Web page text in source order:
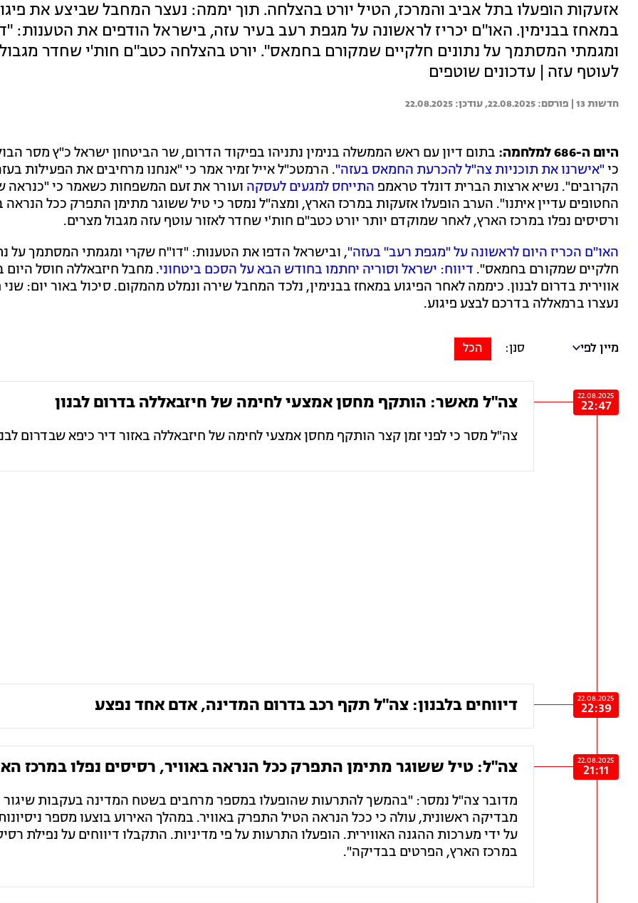
אזעקות הופעלו בתל אביב והמרכז, הטיל יורט בהצלחה. תוך יממה: נעצר המחבל שביצע את
במאחז בבנימין. האו"ם יכריז לראשונה על מגפת רעב בעיר עזה, בישראל הודפים את הטענות:
ומגמתי המסתמך על נתונים חלקיים שמקורם בחמאס". יורט בהצלחה כטב"ם חות'י שחדר
לעוטף עזה | עדכונים שוטפים
חדשות 13 | 22.08.2025
22.08.2025
היום ה-686 למלחמה:
בתום דיון עם ראש הממשלה בנימין נתניהו בפיקוד הדרום, שר הביטחון ישראל כ"ץ מסר
כי"אישרנו את תוכניות צה"ל להכרעת החמאס בעזה". הרמטכ"ל אייל זמיר אמר כי "אנחנו מרחיבים את הפעילות
הקרובים". נשיא ארצות הברית דונלד טראמפ התייחס למגעים לעסקה ועורר את זעם המשפחות כשאמר כי "כנראה
החטופים עדיין איתנו". הערב הופעלו אזעקות במרכז הארץ, ומצה"ל נמסר כי טיל ששוגר מתימן התפרק ככל הנראה
ורסיסים נפלו במרכז הארץ, לאחר שמוקדם יותר יורט כטב"ם חות'י שחדר לאזור עוטף עזה מגבול מצרים.
האו"ם הכריז היום לראשונה על "מגפת רעב" בעזה", ובישראל הדפו את הטענות: "דו"ח שקרי ומגמתי המסתמך על
חלקיים שמקורם בחמאס". דיווח: ישראל וסוריה יחתמו בחודש הבא על הסכם ביטחוני. מחבל חיזבאללה חוסל
אווירית בדרום לבנון. כיממה לאחר הפיגוע במאחז בבנימין, נלכד המחבל שירה ונמלט מהמקום. סיכול באור יום: שני
נעצרו ברמאללה בדרכם לבצע פיגוע.
מיין לפי הכל
22.08.2025
22:47 צה"ל מאשר: הותקף מחסן אמצעי לחימה של חיזבאללה בדרום לבנון
צה"ל מסר כי לפני זמן קצר הותקף מחסן אמצעי לחימה של חיזבאללה באזור דיר כיפא שבדרום
22.08.2025
22:39 דיווחים בלבנון: צה"ל תקף רכב בדרום המדינה, אדם אחד נפצע
22.08.2025
21:11 צה"ל: טיל ששוגר מתימן התפרק ככל הנראה באוויר, רסיסים נפלו במרכז
מדובר צה"ל נמסר: "בהמשך להתרעות שהופעלו במספר מרחבים בשטח המדינה בעקבות שיגור
מבדיקה ראשונית, עולה כי ככל הנראה הטיל התפרק באוויר. במהלך האירוע בוצעו מספר
על ידי מערכות ההגנה האווירית. הופעלו התרעות על פי מדיניות. התקבלו דיווחים על נפילת
במרכז הארץ, הפרטים בבדיקה".